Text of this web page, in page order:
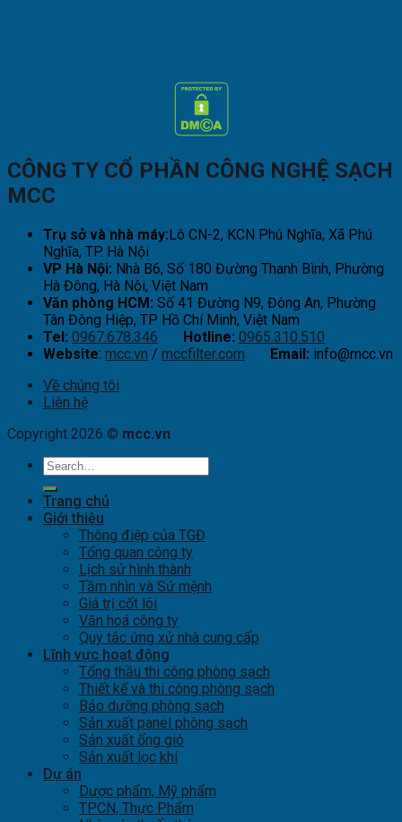
CÔNG TY CỔ PHẦN CÔNG NGHỆ SẠCH
MCC
Trụ sở và nhà máy:Lô CN-2, KCN Phú Nghĩa, Xã Phú
Nghĩa, TP. Hà Nội
VP Hà Nội: Nhà B6, Số 180 Đường Thanh Bình, Phường
Hà Đông, Hà Nội, Việt Nam
Văn phòng HCM: Số 41 Đường N9, Đông An, Phường
Tân Đông Hiệp, TP Hồ Chí Minh, Việt Nam
Tel: 0967.678.346 Hotline: 0965.310.510
Website: mcc.vn / mccfilter.com Email: info@mcc.vn
Về chúng tôi
Liên hệ
Copyright 2026 © mcc.vn
Trang chủ
Giới thiệu
Thông điệp của TGĐ
Tổng quan công ty
Lịch sử hình thành
Tầm nhìn và Sứ mệnh
Giá trị cốt lõi
Văn hoá công ty
Quy tắc ứng xử nhà cung cấp
Lĩnh vực hoạt động
Tổng thầu thi công phòng sạch
Thiết kế và thi công phòng sạch
Bảo dưỡng phòng sạch
Sản xuất panel phòng sạch
Sản xuất ống gió
Sản xuất lọc khí
Dự án
Dược phẩm, Mỹ phẩm
TPCN, Thực Phẩm